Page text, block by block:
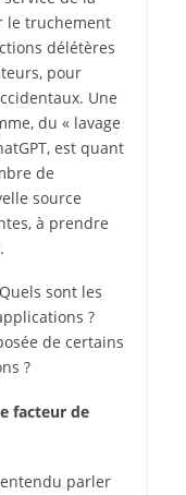
le truchement
délétères
pour
Une
du « lavage
est quant
de
source
à prendre
sont les
?
de certains
?
facteur de
parler